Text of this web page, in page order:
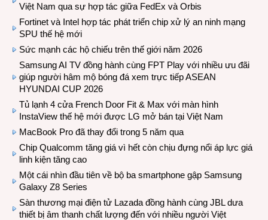
Việt Nam qua sự hợp tác giữa FedEx và Orbis
Fortinet và Intel hợp tác phát triển chip xử lý an ninh mạng
SPU thế hệ mới
Sức mạnh các hộ chiếu trên thế giới năm 2026
Samsung AI TV đồng hành cùng FPT Play với nhiều ưu đãi
giúp người hâm mộ bóng đá xem trực tiếp ASEAN
HYUNDAI CUP 2026
Tủ lạnh 4 cửa French Door Fit & Max với màn hình
InstaView thế hệ mới được LG mở bán tại Việt Nam
MacBook Pro đã thay đổi trong 5 năm qua
Chip Qualcomm tăng giá vì hết còn chịu đựng nổi áp lực giá
linh kiện tăng cao
Một cái nhìn đầu tiên về bộ ba smartphone gập Samsung
Galaxy Z8 Series
Sàn thương mại điện tử Lazada đồng hành cùng JBL dưa
thiết bị âm thanh chất lượng đến với nhiều người Việt